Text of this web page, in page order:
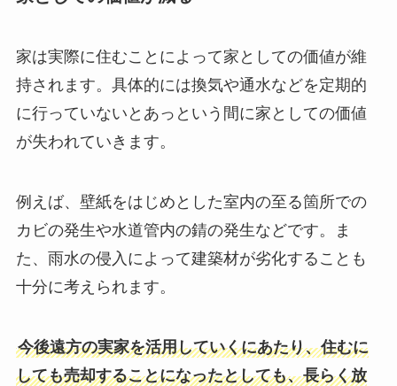
家は実際に住むことによって家としての価値が維
持されます。具体的には換気や通水などを定期的
に行っていないとあっという間に家としての価値
が失われていきます。
例えば、壁紙をはじめとした室内の至る箇所での
カビの発生や水道管内の錆の発生などです。ま
た、雨水の侵入によって建築材が劣化することも
十分に考えられます。
今後遠方の実家を活用していくにあたり、住むに
しても売却することになったとしても、長らく放